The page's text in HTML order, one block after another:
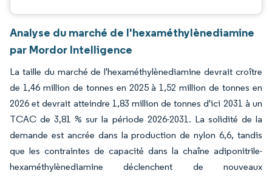
Analyse du marché de l'hexaméthylènediamine
par Mordor Intelligence
La taille du marché de l'hexaméthylènediamine devrait croître
de 1,46 million de tonnes en 2025 à 1,52 million de tonnes en
2026 et devrait atteindre 1,83 million de tonnes d'ici 2031 à un
TCAC de 3,81 % sur la période 2026-2031. La solidité de la
demande est ancrée dans la production de nylon 6,6, tandis
que les contraintes de capacité dans la chaîne adiponitrile-
hexaméthylènediamine déclenchent de nouveaux